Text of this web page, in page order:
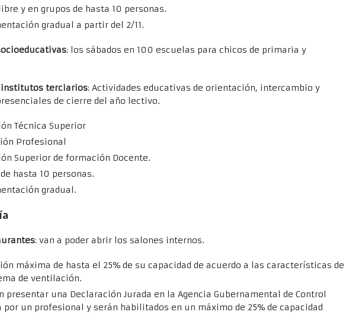
y en grupos de hasta 10 personas.
gradual a partir del 2/11.
: los sábados en 100 escuelas para chicos de primaria y
institutos terciarios: Actividades educativas de orientación, intercambio y
de cierre del año lectivo.
Técnica Superior
Profesional
Superior de formación Docente.
hasta 10 personas.
gradual.
: van a poder abrir los salones internos.
máxima de hasta el 25% de su capacidad de acuerdo a las características de
de ventilación.
presentar una Declaración Jurada en la Agencia Gubernamental de Control
por un profesional y serán habilitados en un máximo de 25% de capacidad